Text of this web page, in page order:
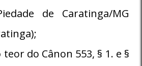
de Caratinga/MG
teor do Cânon 553, § 1. e §